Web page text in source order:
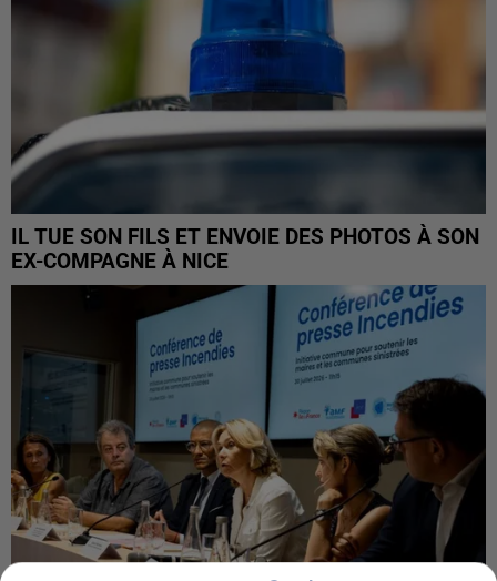
IL TUE SON FILS ET ENVOIE DES PHOTOS À SON
EX-COMPAGNE À NICE